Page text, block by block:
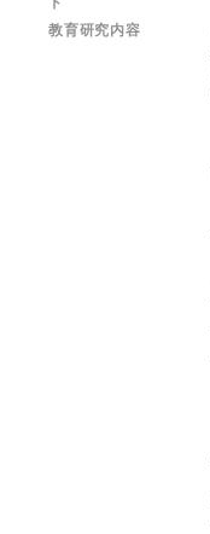
教育研究内容